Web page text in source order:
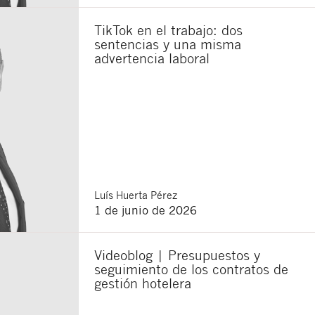
TikTok en el trabajo: dos
sentencias y una misma
advertencia laboral
Luís Huerta Pérez
1 de junio de 2026
Videoblog | Presupuestos y
seguimiento de los contratos de
gestión hotelera
del tratamiento
los datos, así como